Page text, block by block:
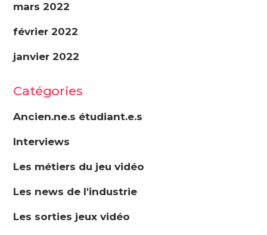
mars 2022
février 2022
janvier 2022
Catégories
Ancien.ne.s étudiant.e.s
Interviews
Les métiers du jeu vidéo
Les news de l'industrie
Les sorties jeux vidéo